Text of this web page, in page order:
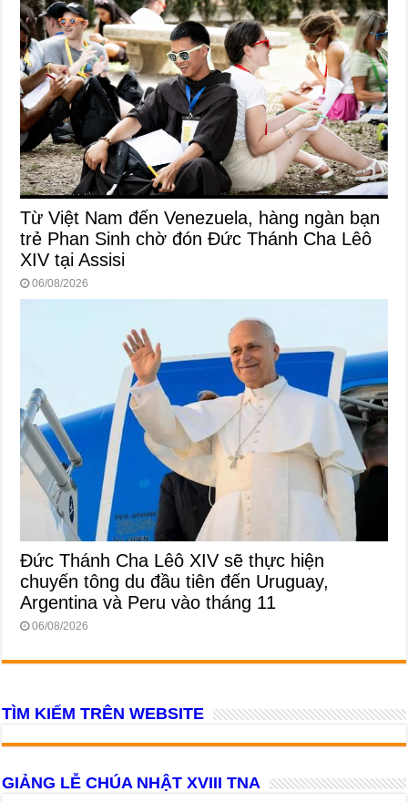
Từ Việt Nam đến Venezuela, hàng ngàn bạn
trẻ Phan Sinh chờ đón Đức Thánh Cha Lêô
XIV tại Assisi
06/08/2026
Đức Thánh Cha Lêô XIV sẽ thực hiện
chuyến tông du đầu tiên đến Uruguay,
Argentina và Peru vào tháng 11
06/08/2026
TÌM KIẾM TRÊN WEBSITE
GIẢNG LỄ CHÚA NHẬT XVIII TNA